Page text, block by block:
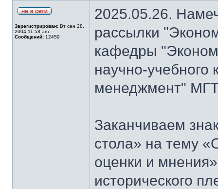
Зарегистрирован: Вт сен 28,
2004 11:58 am
Сообщений: 12459
2025.05.26.
рассылки
кафедры
научно-
менеджмент"
Заканчиваем
стола» на тему
оценки и
исторического